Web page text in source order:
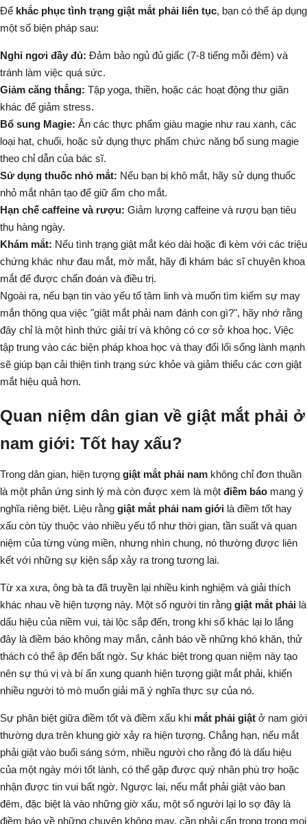
Để khắc phục tình trạng giật mắt phải liên tục, bạn có thể áp dụng
một số biện pháp sau:
Nghỉ ngơi đầy đủ: Đảm bảo ngủ đủ giấc (7-8 tiếng mỗi đêm) và
tránh làm việc quá sức.
Giảm căng thẳng: Tập yoga, thiền, hoặc các hoạt động thư giãn
khác để giảm stress.
Bổ sung Magie: Ăn các thực phẩm giàu magie như rau xanh, các
loại hạt, chuối, hoặc sử dụng thực phẩm chức năng bổ sung magie
theo chỉ dẫn của bác sĩ.
Sử dụng thuốc nhỏ mắt: Nếu bạn bị khô mắt, hãy sử dụng thuốc
nhỏ mắt nhân tạo để giữ ẩm cho mắt.
Hạn chế caffeine và rượu: Giảm lượng caffeine và rượu bạn tiêu
thụ hàng ngày.
Khám mắt: Nếu tình trạng giật mắt kéo dài hoặc đi kèm với các triệu
chứng khác như đau mắt, mờ mắt, hãy đi khám bác sĩ chuyên khoa
mắt để được chẩn đoán và điều trị.
Ngoài ra, nếu bạn tin vào yếu tố tâm linh và muốn tìm kiếm sự may
mắn thông qua việc "giật mắt phải nam đánh con gì?", hãy nhớ rằng
đây chỉ là một hình thức giải trí và không có cơ sở khoa học. Việc
tập trung vào các biện pháp khoa học và thay đổi lối sống lành mạnh
sẽ giúp bạn cải thiện tình trạng sức khỏe và giảm thiểu các cơn giật
mắt hiệu quả hơn.
Quan niệm dân gian về giật mắt phải ở
nam giới: Tốt hay xấu?
Trong dân gian, hiện tượng giật mắt phải nam không chỉ đơn thuần
là một phản ứng sinh lý mà còn được xem là một điềm báo mang ý
nghĩa riêng biệt. Liệu rằng giật mắt phải nam giới là điềm tốt hay
xấu còn tùy thuộc vào nhiều yếu tố như thời gian, tần suất và quan
niệm của từng vùng miền, nhưng nhìn chung, nó thường được liên
kết với những sự kiện sắp xảy ra trong tương lai.
Từ xa xưa, ông bà ta đã truyền lại nhiều kinh nghiệm và giải thích
khác nhau về hiện tượng này. Một số người tin rằng giật mắt phải là
dấu hiệu của niềm vui, tài lộc sắp đến, trong khi số khác lại lo lắng
đây là điềm báo không may mắn, cảnh báo về những khó khăn, thử
thách có thể ập đến bất ngờ. Sự khác biệt trong quan niệm này tạo
nên sự thú vị và bí ẩn xung quanh hiện tượng giật mắt phải, khiến
nhiều người tò mò muốn giải mã ý nghĩa thực sự của nó.
Sự phân biệt giữa điềm tốt và điềm xấu khi mắt phải giật ở nam giới
thường dựa trên khung giờ xảy ra hiện tượng. Chẳng hạn, nếu mắt
phải giật vào buổi sáng sớm, nhiều người cho rằng đó là dấu hiệu
của một ngày mới tốt lành, có thể gặp được quý nhân phù trợ hoặc
nhận được tin vui bất ngờ. Ngược lại, nếu mắt phải giật vào ban
đêm, đặc biệt là vào những giờ xấu, một số người lại lo sợ đây là
điềm báo về những chuyện không may, cần phải cẩn trọng trong mọi